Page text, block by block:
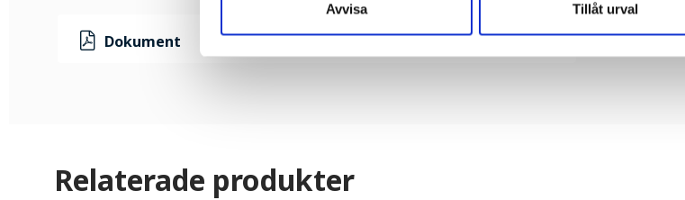
Avvisa Tillåt urval
Dokument
Relaterade produkter